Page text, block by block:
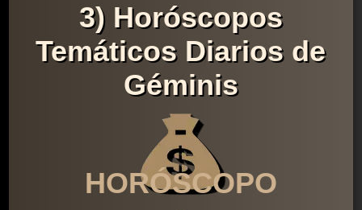
3) Horóscopos
Temáticos Diarios de
Géminis
HORÓSCOPO